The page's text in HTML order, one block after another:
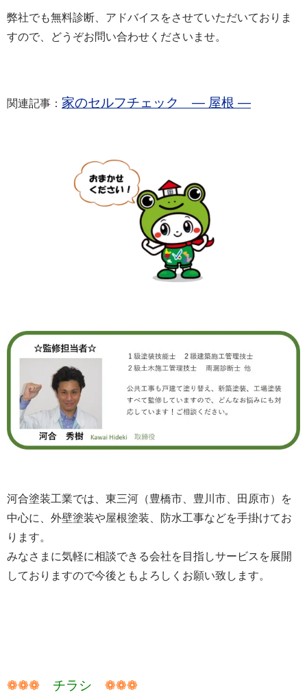
弊社でも無料診断、アドバイスをさせていただいておりま
すので、どうぞお問い合わせくださいませ。
関連記事： 家のセルフチェック ― 屋根 ―
河合塗装工業では、東三河（豊橋市、豊川市、田原市）を
中心に、外壁塗装や屋根塗装、防水工事などを手掛けてお
ります。
みなさまに気軽に相談できる会社を目指しサービスを展開
しておりますので今後ともよろしくお願い致します。
❁❁❁ チラシ ❁❁❁